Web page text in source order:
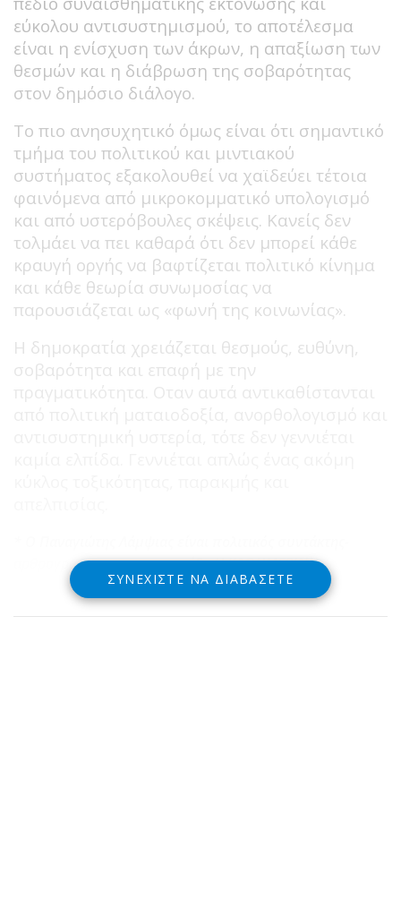
εύκολου αντισυστημισμού, το αποτέλεσμα
είναι η ενίσχυση των άκρων, η απαξίωση των
θεσμών και η διάβρωση της σοβαρότητας
στον δημόσιο διάλογο.
Το πιο ανησυχητικό όμως είναι ότι σημαντικό
τμήμα του πολιτικού και μιντιακού
συστήματος εξακολουθεί να χαϊδεύει τέτοια
φαινόμενα από μικροκομματικό υπολογισμό
και από υστερόβουλες σκέψεις. Κανείς δεν
τολμάει να πει καθαρά ότι δεν μπορεί κάθε
κραυγή οργής να βαφτίζεται πολιτικό κίνημα
και κάθε θεωρία συνωμοσίας να
παρουσιάζεται ως «φωνή της κοινωνίας».
Η δημοκρατία χρειάζεται θεσμούς, ευθύνη,
σοβαρότητα και επαφή με την
αρθρογράφος στην εφημερίδα Η ΚΑΘΗΜΕΡΙΝΗ
ΣΥΝΕΧΊΣΤΕ ΝΑ ΔΙΑΒΆΣΕΤΕ